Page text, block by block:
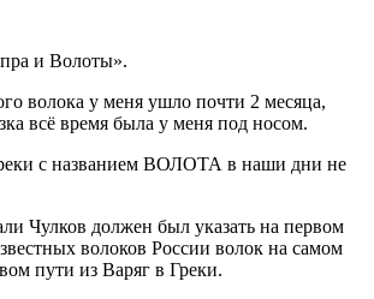
и Волоты».
волока у меня ушло почти 2 месяца,
всё время была у меня под носом.
с названием ВОЛОТА в наши дни не
Чулков должен был указать на первом
волоков России волок на самом
пути из Варяг в Греки.